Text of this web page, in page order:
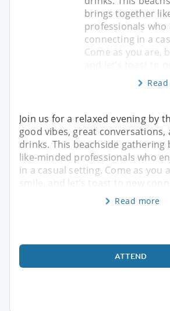
brings together
professionals who
connecting in a
Come as you are,
Join us for a relaxed evening by
good vibes, great conversations,
drinks. This beachside
like-minded professionals who
in a casual setting. Come as you
smile, and let’s toast to new
Read more
ATTEND